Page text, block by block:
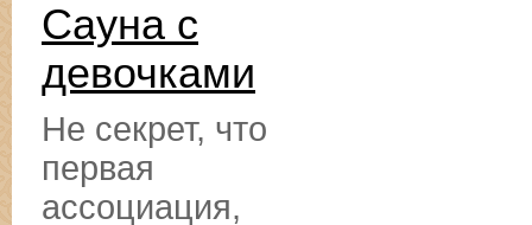
Сауна с
девочками
Не секрет, что
первая
ассоциация,